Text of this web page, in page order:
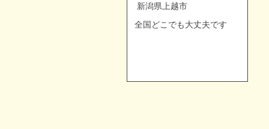
​ 新潟県上越市
全国どこでも大丈夫です